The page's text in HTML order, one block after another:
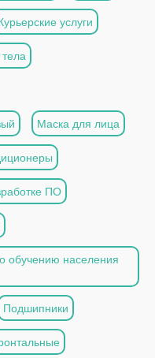
услуги
Маска для лица
ПО
обучению населения
Подшипники